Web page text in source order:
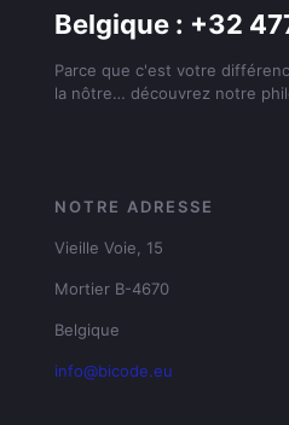
Belgique : +32
Parce que c'est votre
la nôtre… découvrez notre
NOTRE ADRESSE
Vieille Voie, 15
Mortier B-4670
Belgique
info@bicode.eu